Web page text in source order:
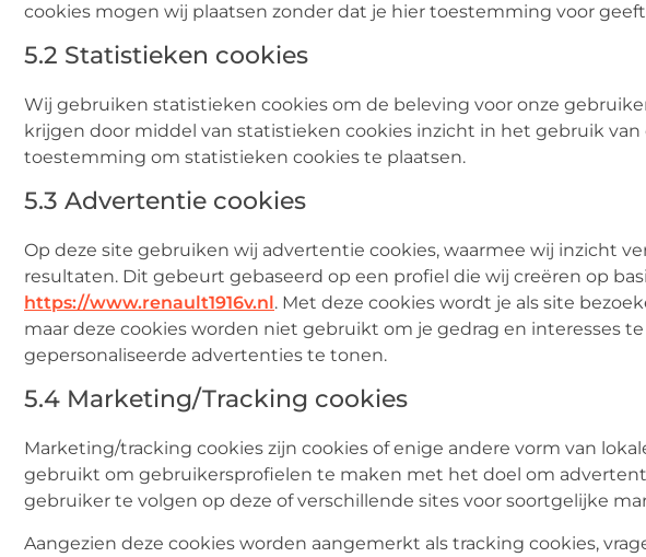
cookies mogen wij plaatsen zonder dat je hier toestemming voor
5.2 Statistieken cookies
Wij gebruiken statistieken cookies om de beleving voor onze
krijgen door middel van statistieken cookies inzicht in het gebruik van
toestemming om statistieken cookies te plaatsen.
5.3 Advertentie cookies
Op deze site gebruiken wij advertentie cookies, waarmee wij inzicht
resultaten. Dit gebeurt gebaseerd op een profiel die wij creëren op
https://www.renault1916v.nl. Met deze cookies wordt je als site
maar deze cookies worden niet gebruikt om je gedrag en interesses
gepersonaliseerde advertenties te tonen.
5.4 Marketing/Tracking cookies
Marketing/tracking cookies zijn cookies of enige andere vorm van
gebruikt om gebruikersprofielen te maken met het doel om
gebruiker te volgen op deze of verschillende sites voor soortgelijke
Aangezien deze cookies worden aangemerkt als tracking cookies,